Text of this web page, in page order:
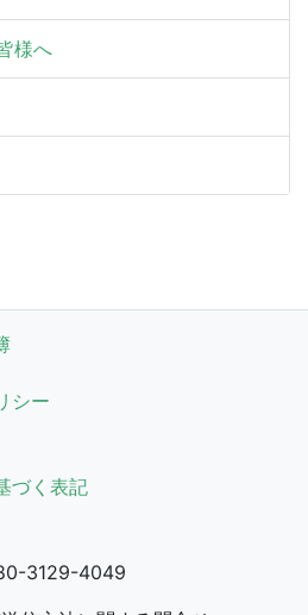
様へ
シー
づく表記
3129-4049